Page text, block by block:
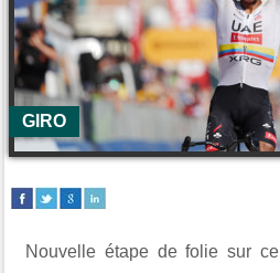
GIRO
Nouvelle étape de folie sur ce